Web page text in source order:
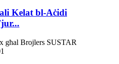
Kelat bl-Aċidi